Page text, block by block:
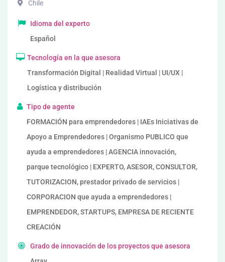
Chile
Idioma del experto
Español
Tecnología en la que asesora
Transformación Digital | Realidad Virtual | UI/UX |
Logística y distribución
Tipo de agente
FORMACIÓN para emprendedores | IAEs Iniciativas de
Apoyo a Emprendedores | Organismo PUBLICO que
ayuda a emprendedores | AGENCIA innovación,
parque tecnológico | EXPERTO, ASESOR, CONSULTOR,
TUTORIZACION, prestador privado de servicios |
CORPORACION que ayuda a emprendedores |
EMPRENDEDOR, STARTUPS, EMPRESA DE RECIENTE
CREACIÓN
Grado de innovación de los proyectos que asesora